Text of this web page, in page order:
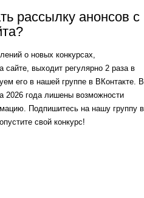
рассылку анонсов с
о новых конкурсах,
сайте, выходит регулярно 2 раза в
его в нашей группе в ВКонтакте. В
2026 года лишены возможности
Подпишитесь на нашу группу в
свой конкурс!